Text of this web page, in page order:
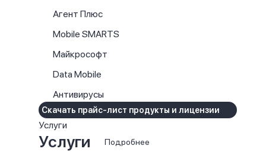
Агент Плюс
Mobile SMARTS
Майкрософт
Data Mobile
Антивирусы
Скачать прайс-лист продукты и лицензии
Услуги
Услуги Подробнее